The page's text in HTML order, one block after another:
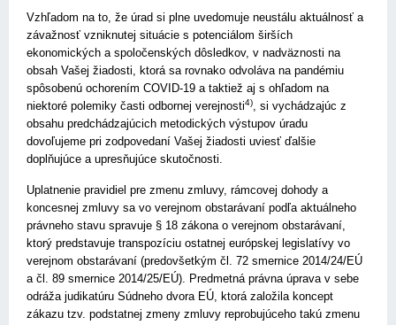
Vzhľadom na to, že úrad si plne uvedomuje neustálu aktuálnosť a
závažnosť vzniknutej situácie s potenciálom širších
ekonomických a spoločenských dôsledkov, v nadväznosti na
obsah Vašej žiadosti, ktorá sa rovnako odvoláva na pandémiu
spôsobenú ochorením COVID-19 a taktiež aj s ohľadom na
niektoré polemiky časti odbornej verejnosti4), si vychádzajúc z
obsahu predchádzajúcich metodických výstupov úradu
dovoľujeme pri zodpovedaní Vašej žiadosti uviesť ďalšie
doplňujúce a upresňujúce skutočnosti.
Uplatnenie pravidiel pre zmenu zmluvy, rámcovej dohody a
koncesnej zmluvy sa vo verejnom obstarávaní podľa aktuálneho
právneho stavu spravuje § 18 zákona o verejnom obstarávaní,
ktorý predstavuje transpozíciu ostatnej európskej legislatívy vo
verejnom obstarávaní (predovšetkým čl. 72 smernice 2014/24/EÚ
a čl. 89 smernice 2014/25/EÚ). Predmetná právna úprava v sebe
odráža judikatúru Súdneho dvora EÚ, ktorá založila koncept
zákazu tzv. podstatnej zmeny zmluvy reprobujúceho takú zmenu